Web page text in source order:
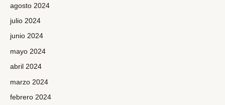
agosto 2024
julio 2024
junio 2024
mayo 2024
abril 2024
marzo 2024
febrero 2024